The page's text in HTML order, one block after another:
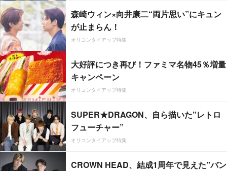
森崎ウィン×向井康二“両片思い”にキュン
が止まらん！
オリコンタイアップ特集
大好評につき再び！ファミマ名物45％増量
キャンペーン
オリコンタイアップ特集
SUPER★DRAGON、自ら描いた”レトロ
フューチャー”
オリコンタイアップ特集
CROWN HEAD、結成1周年で見えた”バン